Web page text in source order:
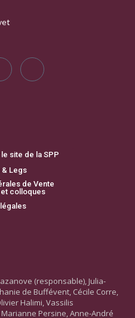
site de la SPP
& Legs
de Vente
colloques
(responsable), Julia-
de Buffévent, Cécile Corre,
Halimi, Vassilis
Persine, Anne-André